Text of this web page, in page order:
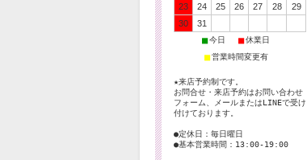
23
24 25 26 27 28
29
30
31
■今日 ■休業日
■ 営業時間変更有
★来店予約制です。
お問合せ・来店予約はお問い合わせ
フォーム、メールまたはLINEで受け
付けております。
●定休日：毎日曜日
●基本営業時間：13:00-19:00